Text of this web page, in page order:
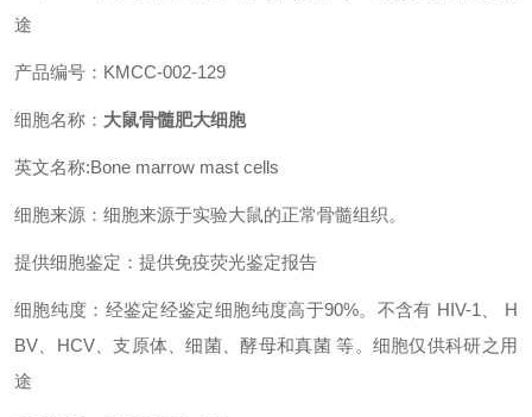
途
产品编号：KMCC-002-129
细胞名称： 大鼠骨髓肥大细胞
英文名称:Bone marrow mast cells
细胞来源：细胞来源于实验大鼠的正常骨髓组织。
提供细胞鉴定：提供免疫荧光鉴定报告
细胞纯度：经鉴定经鉴定细胞纯度高于90%。不含有 HIV-1、 H
BV、HCV、支原体、细菌、酵母和真菌 等。细胞仅供科研之用
途